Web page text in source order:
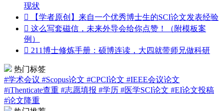
现状

【学者原创】来自一个优秀博士生的SCI论文发表经验
 这么写套磁信，未来外导会给你点赞！（附模板案
例）
 211博士修炼手册：硕博连读，大四就带师兄做科研
热门标签
#学术会议 #Scopus论文 #CPCI论文 #IEEE会议论文
#iThenticate查重 #志愿填报 #学历 #医学SCI论文 #EI论文投稿
#论文降重